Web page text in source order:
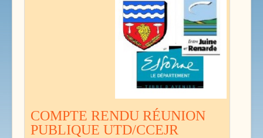
COMPTE RENDU RÉUNION
PUBLIQUE UTD/CCEJR